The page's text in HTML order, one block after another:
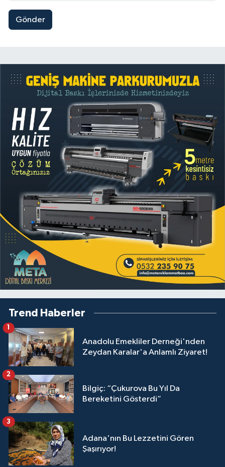
Gönder
Trend Haberler
Anadolu Emekliler Derneği'nden
Zeydan Karalar'a Anlamlı Ziyaret!
1
Bilgiç: “Çukurova Bu Yıl Da
Bereketini Gösterdi”
2
Adana'nın Bu Lezzetini Gören
Şaşırıyor!
3